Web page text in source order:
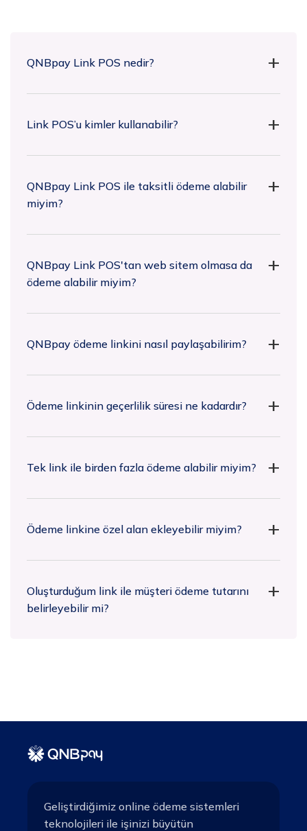
QNBpay Link POS nedir?
Link POS’u kimler kullanabilir?
QNBpay Link POS ile taksitli ödeme alabilir
miyim?
QNBpay Link POS'tan web sitem olmasa da
ödeme alabilir miyim?
QNBpay ödeme linkini nasıl paylaşabilirim?
Ödeme linkinin geçerlilik süresi ne kadardır?
Tek link ile birden fazla ödeme alabilir miyim?
Ödeme linkine özel alan ekleyebilir miyim?
Oluşturduğum link ile müşteri ödeme tutarını
belirleyebilir mi?
Geliştirdiğimiz online ödeme sistemleri
teknolojileri ile işinizi büyütün